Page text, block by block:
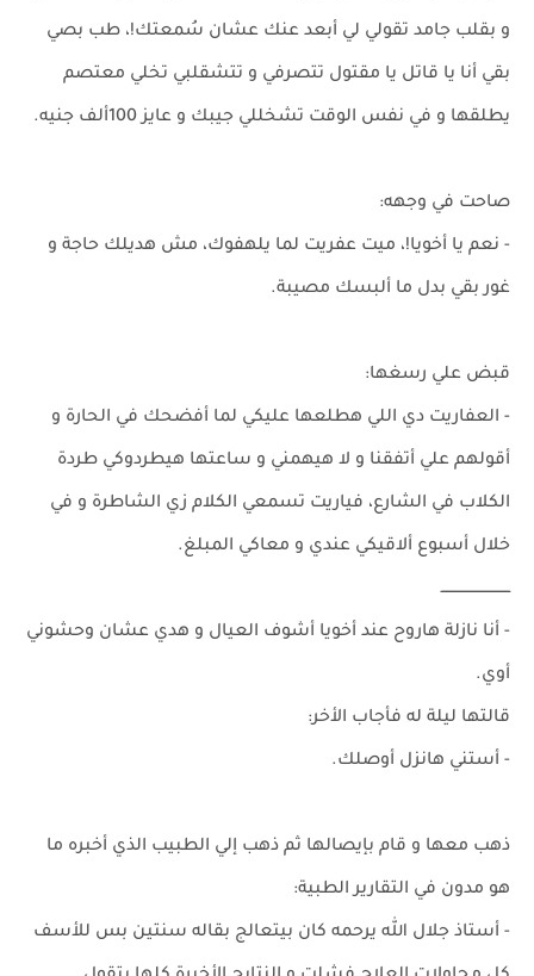
و بقلب جامد تقولي لي أبعد عنك عشان سُمعتك!، طب بصي
بقي أنا يا قاتل يا مقتول تتصرفي و تتشقلبي تخلي معتصم
يطلقها و في نفس الوقت تشخللي جيبك و عايز 100ألف جنيه.
صاحت في وجهه:
- نعم يا أخويا!، ميت عفريت لما يلهفوك، مش هديلك حاجة و
غور بقي بدل ما ألبسك مصيبة.
قبض علي رسغها:
- العفاريت دي اللي هطلعها عليكي لما أفضحك في الحارة و
أقولهم علي أتفقنا و لا هيهمني و ساعتها هيطردوكي طردة
الكلاب في الشارع، فياريت تسمعي الكلام زي الشاطرة و في
خلال أسبوع ألاقيكي عندي و معاكي المبلغ.
ـــــــــــــــــــــــــــــ
- أنا نازلة هاروح عند أخويا أشوف العيال و هدي عشان وحشوني
أوي.
قالتها ليلة له فأجاب الأخر:
- أستني هانزل أوصلك.
ذهب معها و قام بإيصالها ثم ذهب إلي الطبيب الذي أخبره ما
هو مدون في التقارير الطبية:
- أستاذ جلال الله يرحمه كان بيتعالج بقاله سنتين بس للأسف